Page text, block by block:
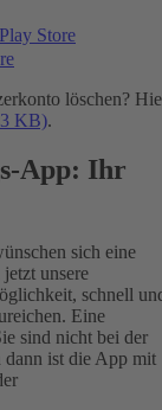
Store
löschen?
KB).
App: Ihr
sich eine
unsere
schnell
Eine
sind nicht bei der
ist die App mit